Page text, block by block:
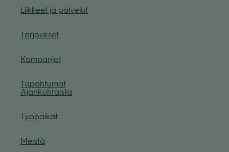
Liik­keet ja pal­ve­lut
Tar­jouk­set
Kam­pan­jat
Tapah­tu­mat
Ajan­koh­taista
Työ­pai­kat
Meistä